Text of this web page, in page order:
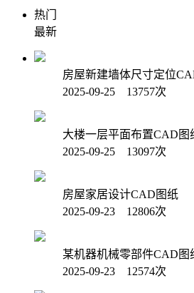
热门
最新
房屋新建墙体尺寸定位
2025-09-25 13757次
大楼一层平面布置CAD图
2025-09-25 13097次
房屋家居设计CAD图纸
2025-09-23 12806次
某机器机械零部件CAD图
2025-09-23 12574次